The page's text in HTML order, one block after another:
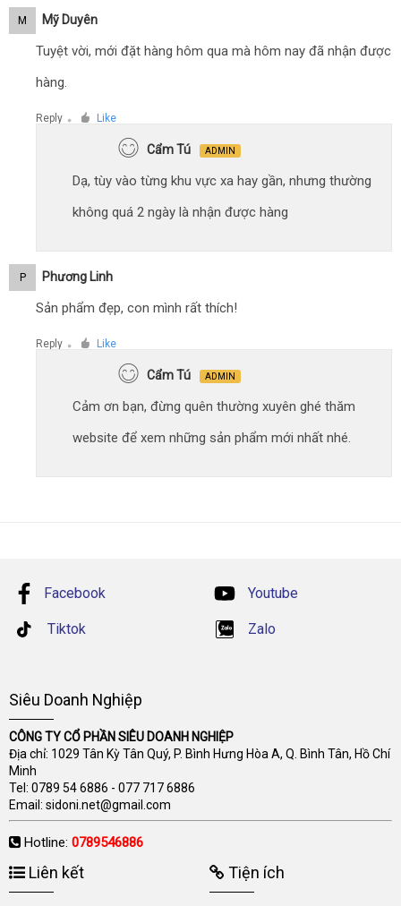
M Mỹ Duyên
Tuyệt vời, mới đặt hàng hôm qua mà hôm nay đã nhận được
hàng.
Reply ● Like
Cẩm Tú ADMIN
Dạ, tùy vào từng khu vực xa hay gần, nhưng thường
không quá 2 ngày là nhận được hàng
P Phương Linh
Sản phẩm đẹp, con mình rất thích!
Reply ● Like
Cẩm Tú ADMIN
Cảm ơn bạn, đừng quên thường xuyên ghé thăm
website để xem những sản phẩm mới nhất nhé.
Facebook Youtube
Tiktok Zalo
Siêu Doanh Nghiệp
CÔNG TY CỔ PHẦN SIÊU DOANH NGHIỆP
Địa chỉ: 1029 Tân Kỳ Tân Quý, P. Bình Hưng Hòa A, Q. Bình Tân, Hồ Chí
Minh
Tel: 0789 54 6886 - 077 717 6886
Email: sidoni.net@gmail.com
Hotline: 0789546886
Liên kết Tiện ích